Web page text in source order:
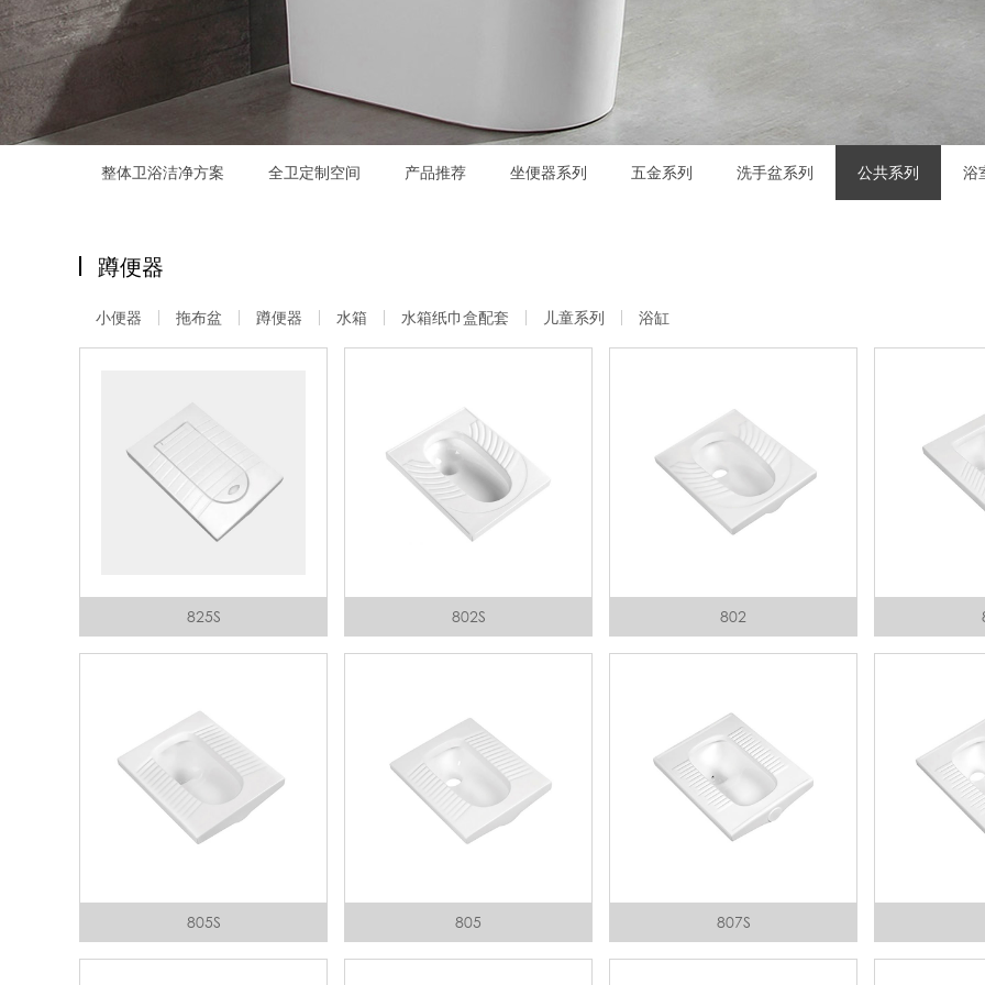
整体卫浴洁净方案 全卫定制空间 产品推荐 坐便器系列 五金系列 洗手盆系列 公共系列 浴
蹲便器
小便器 拖布盆 蹲便器 水箱 水箱纸巾盒配套 儿童系列 浴缸
825S 802S 802
805S 805 807S